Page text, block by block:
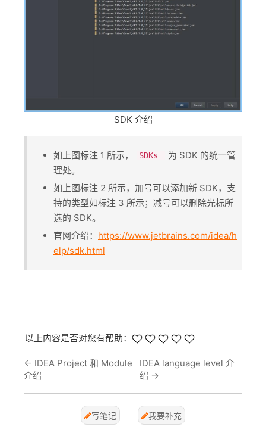
SDK 介绍
如上图标注 1 所示，​ SDKs
​为 SDK 的统一管
理处。
如上图标注 2 所示，加号可以添加新 SDK，支
持的类型如标注 3 所示；减号可以删除光标所
选的 SDK。
官网介绍： https://www.jetbrains.com/idea/h
elp/sdk.html
以上内容是否对您有帮助：
← IDEA Project 和 Module
介绍
IDEA language level 介
绍 →
写笔记 我要补充